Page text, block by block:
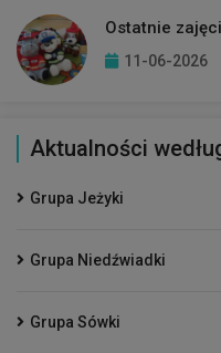
Ostatnie
11-06-2026
Aktualności
Grupa Jeżyki
Grupa Niedźwiadki
Grupa Sówki